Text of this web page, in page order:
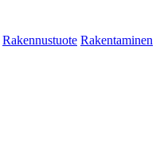
Rakennustuote Rakentaminen